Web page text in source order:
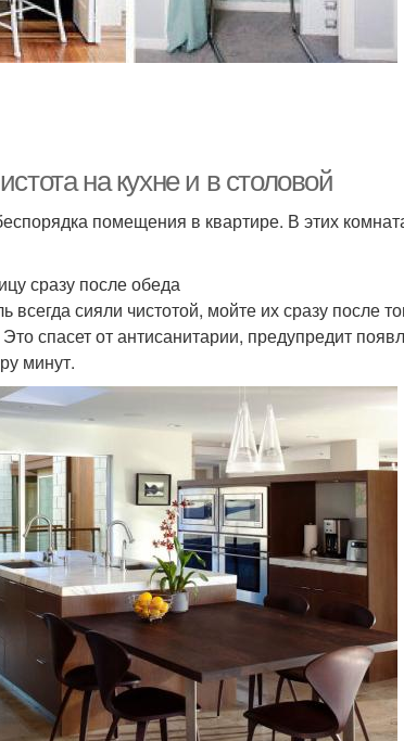
на кухне и в столовой
помещения в квартире. В этих
сразу после обеда
сияли чистотой, мойте их сразу после
спасет от антисанитарии, предупредит
минут.